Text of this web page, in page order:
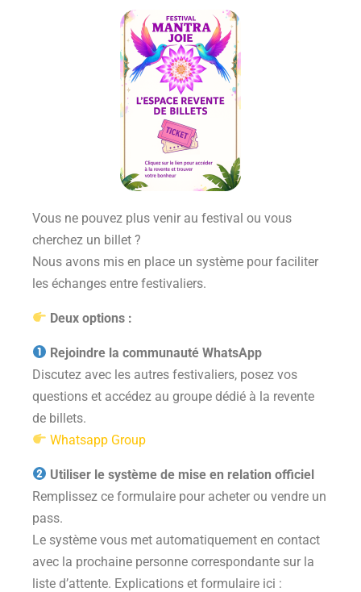
Vous ne pouvez plus venir au festival ou vous
cherchez un billet ?
Nous avons mis en place un système pour faciliter
les échanges entre festivaliers.
Deux options :
Rejoindre la communauté WhatsApp
Discutez avec les autres festivaliers, posez vos
questions et accédez au groupe dédié à la revente
de billets.
Whatsapp Group
Utiliser le système de mise en relation officiel
Remplissez ce formulaire pour acheter ou vendre un
pass.
Le système vous met automatiquement en contact
avec la prochaine personne correspondante sur la
liste d’attente. Explications et formulaire ici :